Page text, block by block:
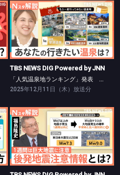
TBS NEWS DIG Powered by JNN
「人気温泉地ランキング」発表 1位に選ばれたのは…？【Nスタ】
TBS NEWS DIG Powered by JNN
「人気温泉地ランキング」発表 1位に選ばれたのは…？【Nスタ】
2025年12月11日（木）放送分
TBS NEWS DIG Powered by JNN
“後発地震注意情報”発表で必要な備えは？【Nスタ】